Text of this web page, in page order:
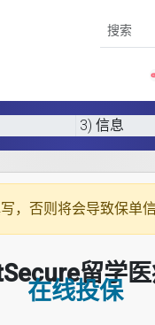
3) 信息
，否则将会导致保单
留学医
在线投保